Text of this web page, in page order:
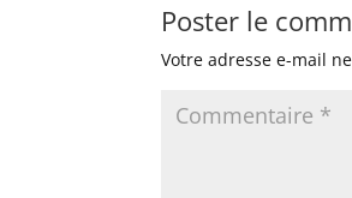
Poster le
Votre adresse e-mail